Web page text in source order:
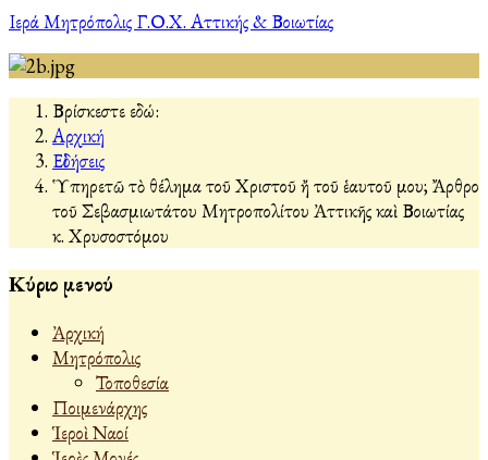
Ιερά Μητρόπολις Γ.Ο.Χ. Αττικής & Βοιωτίας
Βρίσκεστε εδώ:
Αρχική
Εἰδήσεις
Ὑπηρετῶ τὸ θέλημα τοῦ Χριστοῦ ἤ τοῦ ἑαυτοῦ μου; Ἄρθρο
τοῦ Σεβασμιωτάτου Μητροπολίτου Ἀττικῆς καὶ Βοιωτίας
κ. Χρυσοστόμου
Κύριο μενού
Ἀρχική
Μητρόπολις
Τοποθεσία
Ποιμενάρχης
Ἱεροὶ Ναοί